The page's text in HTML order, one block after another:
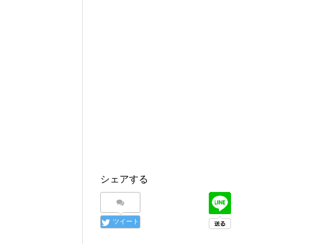
シェアする
ツイート